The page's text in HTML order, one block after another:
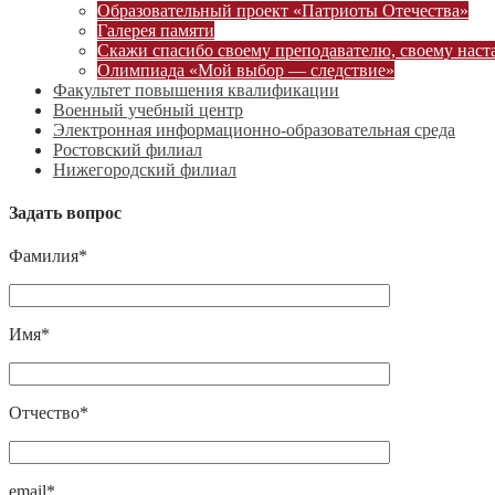
Образовательный проект «Патриоты Отечества»
Галерея памяти
Скажи спасибо своему преподавателю, своему
Олимпиада «Мой выбор — следствие»
Факультет повышения квалификации
Военный учебный центр
Электронная информационно-образовательная среда
Ростовский филиал
Нижегородский филиал
Задать вопрос
Фамилия*
Имя*
Отчество*